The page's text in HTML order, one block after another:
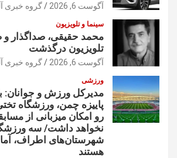
آگوست 6, 2026 گروه خبری
سینما و تلویزیون
محمد حقیقی، صداگذار و
تلویزیون درگذشت
آگوست 6, 2026 گروه خبری
ورزشی
مدیرکل ورزش و جوانان:
پاییزه چمن، ورزشگاه
رو امکان میزبانی از
نخواهد داشت/ سه
شهرستان‌های اطراف،
هستند